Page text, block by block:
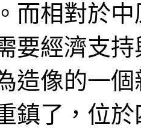
而相對於
要經濟支
造像的一
鎮了，位